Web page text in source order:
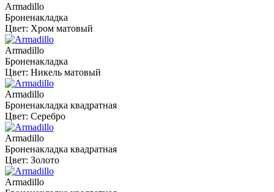
Armadillo
Броненакладка
Цвет: Хром матовый
Armadillo
Броненакладка
Цвет: Никель матовый
Armadillo
Броненакладка квадратная
Цвет: Серебро
Armadillo
Броненакладка квадратная
Цвет: Золото
Armadillo